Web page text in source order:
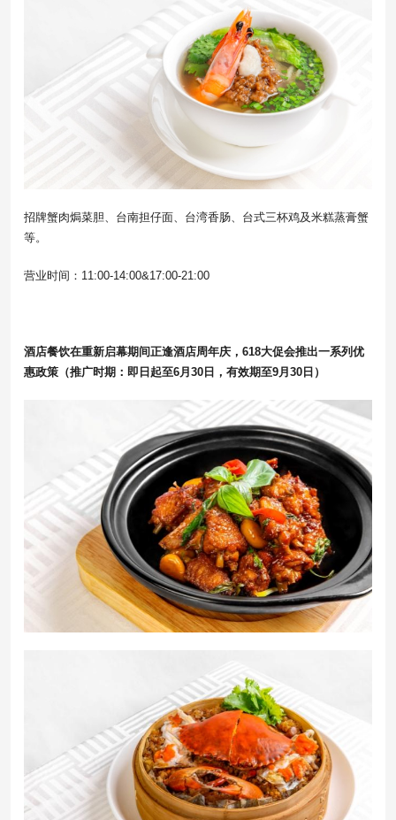
招牌蟹肉焗菜胆、台南担仔面、台湾香肠、台式三杯鸡及米糕蒸膏蟹
等。
营业时间：11:00-14:00&17:00-21:00
酒店餐饮在重新启幕期间正逢酒店周年庆，618大促会推出一系列优
惠政策（推广时期：即日起至6月30日，有效期至9月30日）